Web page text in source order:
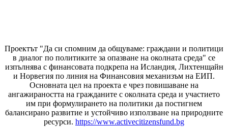
Проектът "Да си спомним да общуваме: граждани и политици
в диалог по политиките за опазване на околната среда" се
изпълнява с финансовата подкрепа на Исландия, Лихтенщайн
и Норвегия по линия на Финансовия механизъм на ЕИП.
Основната цел на проекта е чрез повишаване на
ангажираността на гражданите с околната среда и участието
им при формулирането на политики да постигнем
балансирано развитие и устойчиво използване на природните
ресурси. https://www.activecitizensfund.bg